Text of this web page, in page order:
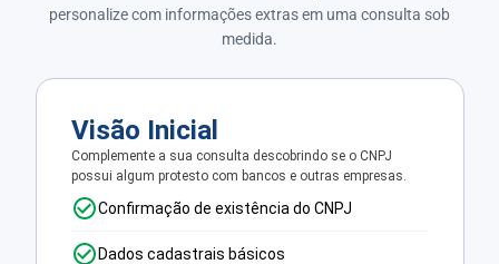
personalize com informações extras em uma consulta sob
medida.
Visão Inicial
Complemente a sua consulta descobrindo se o CNPJ
possui algum protesto com bancos e outras empresas.
Confirmação de existência do CNPJ
Dados cadastrais básicos